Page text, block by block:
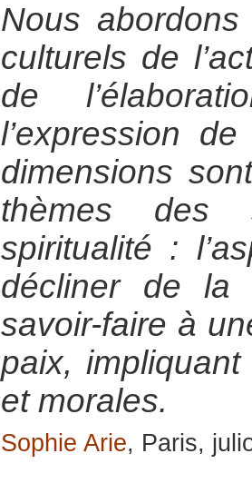
Nous
culturels de
de
l’expression
dimensions
thèmes
spiritualité :
décliner de la
savoir-faire à
paix,
et morales.
Sophie Arie, Paris,